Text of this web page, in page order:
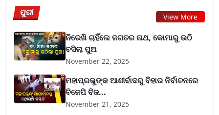
ପୁରୀ View More
ନିରେଖି ଚାହିଁଲେ ଜଗତର ନାଥ, କୋମାରୁ ଉଠି
ବସିଲା ପୁଅ
November 22, 2025
ମହାପ୍ରଭୁଙ୍କ ଆଶୀର୍ବାଦରୁ ବିହାର ନିର୍ବାଚନରେ
ବିଜେପି ବିଜ...
November 21, 2025